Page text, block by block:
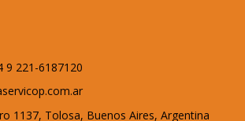
9 221-6187120
1137, Tolosa, Buenos Aires, Argentina